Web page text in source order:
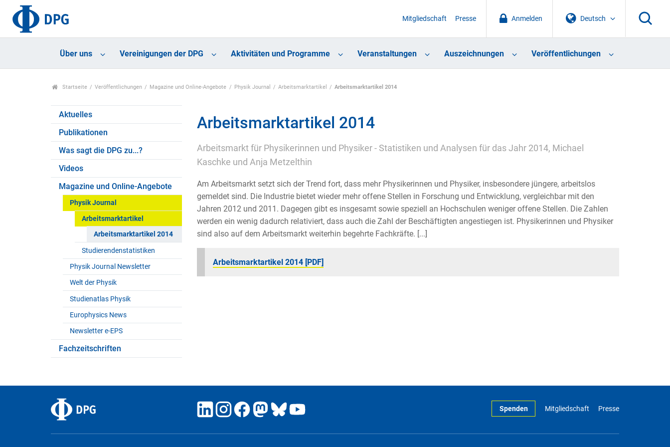
Deutsch
Anmelden
Mitgliedschaft Presse
Über uns Vereinigungen der DPG Aktivitäten und Programme Veranstaltungen Auszeichnungen Veröffentlichungen
Startseite Veröffentlichungen Magazine und Online-Angebote Physik Journal Arbeitsmarktartikel Arbeitsmarktartikel 2014
Aktuelles
Publikationen
Was sagt die DPG zu...?
Videos
Magazine und Online-Angebote
Physik Journal
Arbeitsmarktartikel
Arbeitsmarktartikel 2014
Studierendenstatistiken
Physik Journal Newsletter
Welt der Physik
Studienatlas Physik
Europhysics News
Newsletter e-EPS
Fachzeitschriften
Arbeitsmarktartikel 2014
Arbeitsmarkt für Physikerinnen und Physiker - Statistiken und Analysen für das Jahr 2014, Michael
Kaschke und Anja Metzelthin
Am Arbeitsmarkt setzt sich der Trend fort, dass mehr Physikerinnen und Physiker, insbesondere jüngere, arbeitslos
gemeldet sind. Die Industrie bietet wieder mehr offene Stellen in Forschung und Entwicklung, vergleichbar mit den
Jahren 2012 und 2011. Dagegen gibt es insgesamt sowie speziell an Hochschulen weniger offene Stellen. Die Zahlen
werden ein wenig dadurch relativiert, dass auch die Zahl der Beschäftigten angestiegen ist. Physikerinnen und Physiker
sind also auf dem Arbeitsmarkt weiterhin begehrte Fachkräfte. [...]
Arbeitsmarktartikel 2014 [PDF]
Spenden Mitgliedschaft Presse